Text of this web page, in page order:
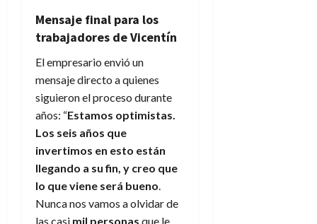
Mensaje final para los
trabajadores de Vicentín
El empresario envió un
mensaje directo a quienes
siguieron el proceso durante
años: “Estamos optimistas.
Los seis años que
invertimos en esto están
llegando a su fin, y creo que
lo que viene será bueno
Nunca nos vamos a olvidar de
las casi mil personas que le